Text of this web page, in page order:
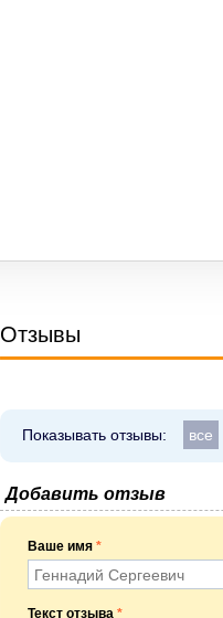
Отзывы
Показывать отзывы: все
Добавить отзыв
Ваше имя *
Текст отзыва *